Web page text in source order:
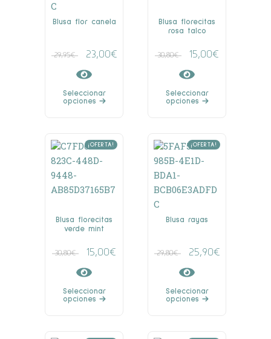
Blusa flor canela
29,95€ 23,00€
Seleccionar
opciones
Blusa florecitas
rosa talco
30,80€ 15,00€
Seleccionar
opciones
¡OFERTA!
Blusa florecitas
verde mint
30,80€ 15,00€
Seleccionar
opciones
¡OFERTA!
Blusa rayas
29,80€ 25,90€
Seleccionar
opciones